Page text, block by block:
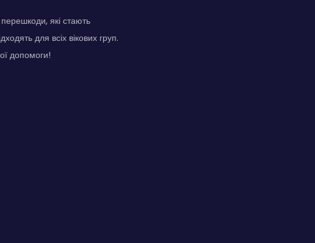
які стають
для всіх вікових груп.
допомоги!